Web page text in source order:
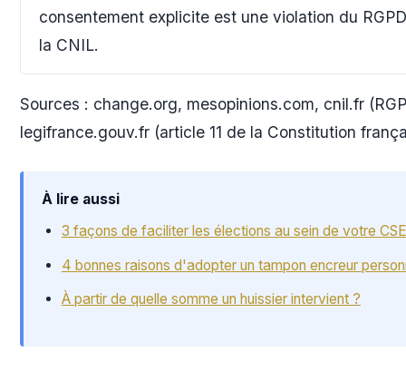
consentement explicite est une violation du
la CNIL.
Sources : change.org, mesopinions.com, cnil.fr
legifrance.gouv.fr (article 11 de la Constitution
À lire aussi
3 façons de faciliter les élections au sein de votre CSE
4 bonnes raisons d'adopter un tampon encreur
À partir de quelle somme un huissier intervient ?